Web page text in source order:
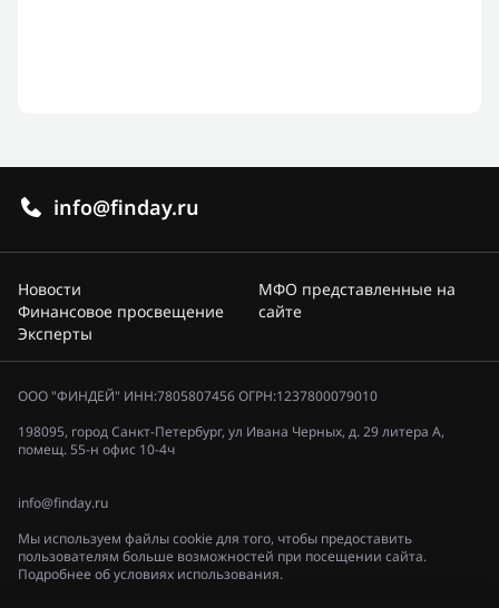
info@finday.ru
Новости
Финансовое просвещение
Эксперты
МФО представленные на
сайте
ООО "ФИНДЕЙ" ИНН:7805807456 ОГРН:1237800079010
198095, город Санкт-Петербург, ул Ивана Черных, д. 29 литера А,
помещ. 55-н офис 10-4ч
info@finday.ru
Мы используем файлы cookie для того, чтобы предоставить
пользователям больше возможностей при посещении сайта.
Подробнее об условиях использования.